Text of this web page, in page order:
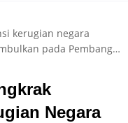
kerugian negara
pada Pembang…
Negara